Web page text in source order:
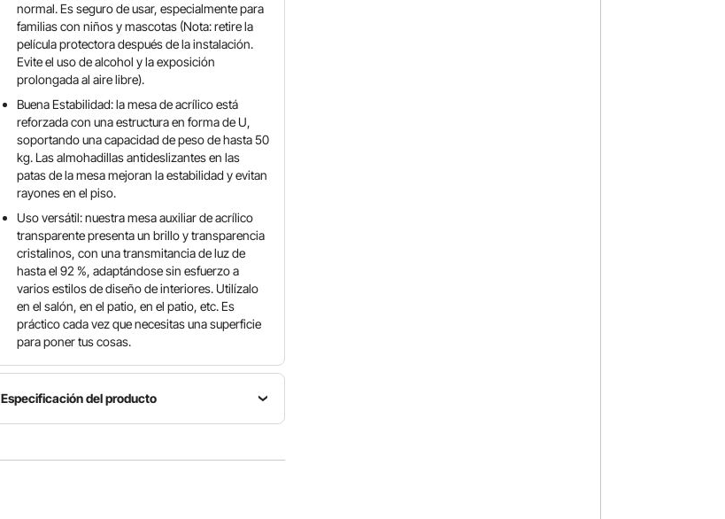
normal. Es seguro de usar, especialmente para
familias con niños y mascotas (Nota: retire la
película protectora después de la instalación.
Evite el uso de alcohol y la exposición
prolongada al aire libre).
Buena Estabilidad: la mesa de acrílico está
reforzada con una estructura en forma de U,
soportando una capacidad de peso de hasta 50
kg. Las almohadillas antideslizantes en las
patas de la mesa mejoran la estabilidad y evitan
rayones en el piso.
Uso versátil: nuestra mesa auxiliar de acrílico
transparente presenta un brillo y transparencia
cristalinos, con una transmitancia de luz de
hasta el 92 %, adaptándose sin esfuerzo a
varios estilos de diseño de interiores. Utilízalo
en el salón, en el patio, en el patio, etc. Es
práctico cada vez que necesitas una superficie
para poner tus cosas.
Especificación del producto
de
Material
placa